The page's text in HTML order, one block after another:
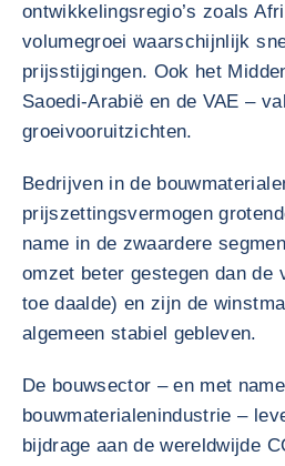
ontwikkelingsregio’s zoals
volumegroei waarschijnlijk
prijsstijgingen. Ook het
Saoedi-Arabië en de VAE –
groeivooruitzichten.
Bedrijven in de
prijszettingsvermogen
name in de zwaardere
omzet beter gestegen dan de
toe daalde) en zijn de
algemeen stabiel gebleven.
De bouwsector – en met
bouwmaterialenindustrie –
bijdrage aan de wereldwijde